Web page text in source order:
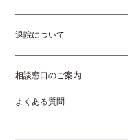
退院について
相談窓口のご案内
よくある質問